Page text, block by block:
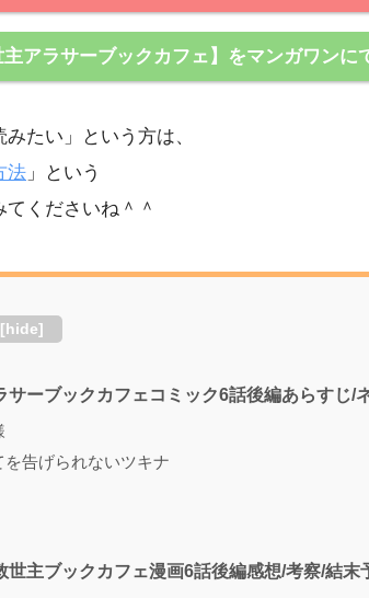
主アラサーブックカフェ】をマンガワンに
みたい」という方は、
法 」という
くださいね＾＾
[hide]
サーブックカフェコミック6話後編あらすじ/
を告げられないツキナ
世主ブックカフェ漫画6話後編感想/考察/結末